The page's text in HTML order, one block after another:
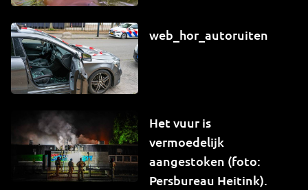
web_hor_autoruiten
Het vuur is
vermoedelijk
aangestoken (foto:
Persbureau Heitink).